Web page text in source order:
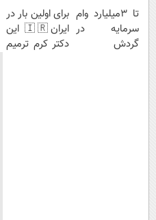
تا 3میلیارد وام
سرمایه در
گردش
برای اولین بار در
ایران🇮🇷 این
دکتر کرم ترمیم